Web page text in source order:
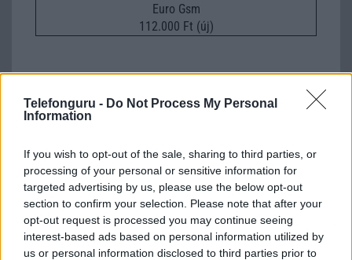
Telefonguru - Do Not Process My Personal
Information
If you wish to opt-out of the sale, sharing to third parties, or
processing of your personal or sensitive information for
targeted advertising by us, please use the below opt-out
section to confirm your selection. Please note that after your
opt-out request is processed you may continue seeing
interest-based ads based on personal information utilized by
us or personal information disclosed to third parties prior to
Euro Gsm
112.000 Ft (új)
Számos népszerű Samsung Galaxy
frissítésből – itt a lista az érintett
modellekről
2026.06.30| Phone Arena
A One UI 9 érkezése új mesterséges intelligencia-
funkciókat és továbbfejlesztett kezelőfelületet hoz,
azonban több korábbi csúcskategóriás és középkategóriás
Galaxy készülék számára ez lesz az út vége.